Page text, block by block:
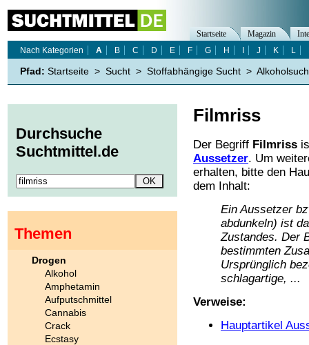
Filmriss
Der Begriff Filmriss
Aussetzer. Um
erhalten, bitte den
dem Inhalt:
Ein Aussetzer
abdunkeln) ist
Zustandes. Der
bestimmten
Ursprünglich
schlagartige, ...
Verweise:
Hauptartikel
Startseite Magazin
Nach Kategorien
A B C D E F G H J K L
Pfad: Startseite > Sucht > Stoffabhängige Sucht >
Durchsuche
Suchtmittel.de
Themen
Drogen
Alkohol
Amphetamin
Aufputschmittel
Cannabis
Crack
Ecstasy